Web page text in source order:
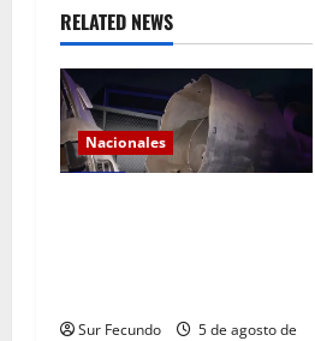
RELATED NEWS
Nacionales
Sur Fecundo
5 de agosto de